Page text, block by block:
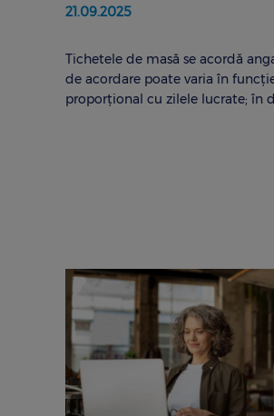
21.09.2025
Tichetele de masă se acordă
de acordare poate varia în
proporțional cu zilele lucrate; în